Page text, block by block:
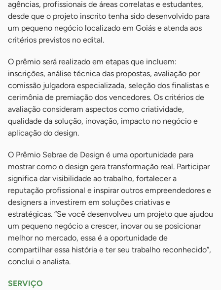
agências, profissionais de áreas correlatas e estudantes,
desde que o projeto inscrito tenha sido desenvolvido para
um pequeno negócio localizado em Goiás e atenda aos
critérios previstos no edital.
O prêmio será realizado em etapas que incluem:
inscrições, análise técnica das propostas, avaliação por
comissão julgadora especializada, seleção dos finalistas e
cerimônia de premiação dos vencedores. Os critérios de
avaliação consideram aspectos como criatividade,
qualidade da solução, inovação, impacto no negócio e
aplicação do design.
O Prêmio Sebrae de Design é uma oportunidade para
mostrar como o design gera transformação real. Participar
significa dar visibilidade ao trabalho, fortalecer a
reputação profissional e inspirar outros empreendedores e
designers a investirem em soluções criativas e
estratégicas. “Se você desenvolveu um projeto que ajudou
um pequeno negócio a crescer, inovar ou se posicionar
melhor no mercado, essa é a oportunidade de
compartilhar essa história e ter seu trabalho reconhecido”,
conclui o analista.
SERVIÇO